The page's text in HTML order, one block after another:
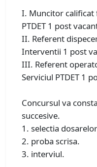
I. Muncitor calificat
PTDET 1 post
II. Referent
Interventii 1 post
III. Referent
Serviciul PTDET 1
Concursul va
succesive.
1. selectia
2. proba scrisa.
3. interviul.